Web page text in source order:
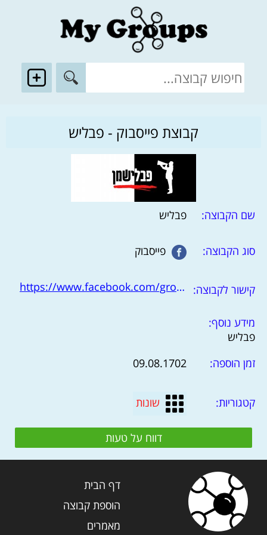
קבוצת פייסבוק - פבליש
שם הקבוצה: פבליש
סוג הקבוצה: פייסבוק
קישור לקבוצה: https://www.facebook.com/groups/publishIL
מידע נוסף:
פבליש
זמן הוספה:
קטגוריות: שונות
דווח על טעות
דף הבית
הוספת קבוצה
מאמרים